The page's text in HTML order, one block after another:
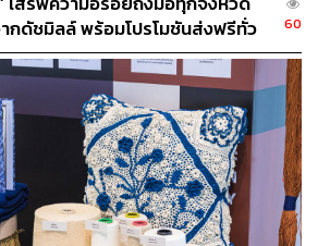
LAB 2 ของ IN U Supplement จึง
การดูแลผิวแบบองค์รวม ที่ไม่ได้มอง
ายนอก แต่ให้ความสำคัญกับการดูแล
าหารที่จำเป็นต่อร่างกาย เพื่อสนับสนุน
วอย่างสมดุล
บรรยากาศและรายละเอียดเพิ่มเติม
ผ่านช่องทางของแบรนด์
กดัชมิลล์ พร้อมโปรโมชันส่งฟรีทั่ว
ที่ยง ได้ของวันถัดไป ส่งสินค้าแบบ
60